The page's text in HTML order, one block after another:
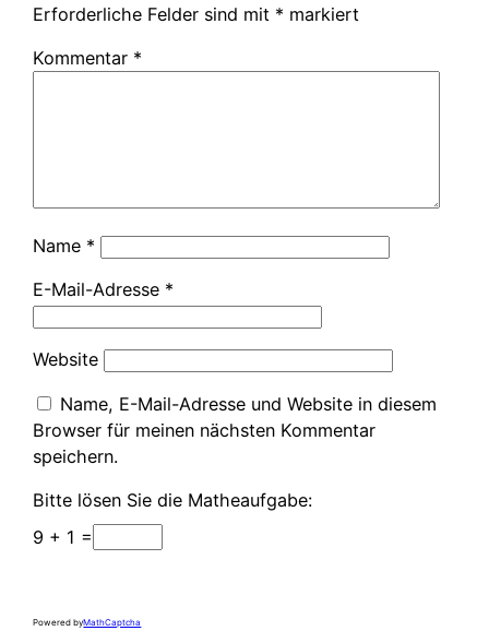
Erforderliche Felder sind mit * markiert
Kommentar *
Name *
E-Mail-Adresse *
Website
Name, E-Mail-Adresse und Website in diesem
Browser für meinen nächsten Kommentar
speichern.
Bitte lösen Sie die Matheaufgabe:
9 + 1 =
Powered byMathCaptcha